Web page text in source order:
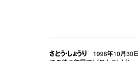
さとう・しょうり 1996年10月30日